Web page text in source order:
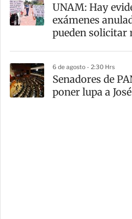
UNAM: Hay
exámenes
pueden solicitar
6 de agosto - 2:30 Hrs
Senadores de
poner lupa a